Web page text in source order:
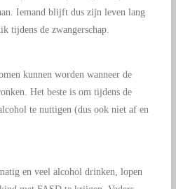
Iemand blijft dus zijn leven lang
tijdens de zwangerschap.
kunnen worden wanneer de
Het beste is om tijdens de
te nuttigen (dus ook niet af en
en veel alcohol drinken, lopen